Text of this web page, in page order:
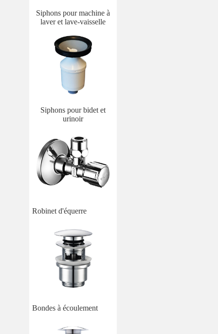
Siphons pour machine à
laver et lave-vaisselle
Siphons pour bidet et
urinoir
Robinet d'équerre
Bondes à écoulement